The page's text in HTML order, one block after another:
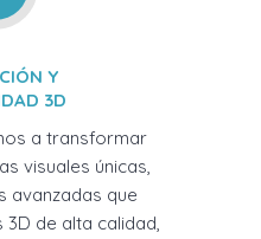
Y
3D
a transformar
visuales únicas,
avanzadas que
de alta calidad,